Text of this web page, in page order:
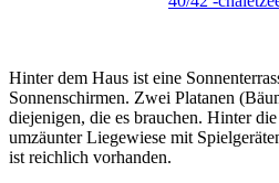
Hinter dem Haus ist eine
Sonnenschirmen. Zwei Platanen
diejenigen, die es brauchen. Hinter
umzäunter Liegewiese mit
ist reichlich vorhanden.